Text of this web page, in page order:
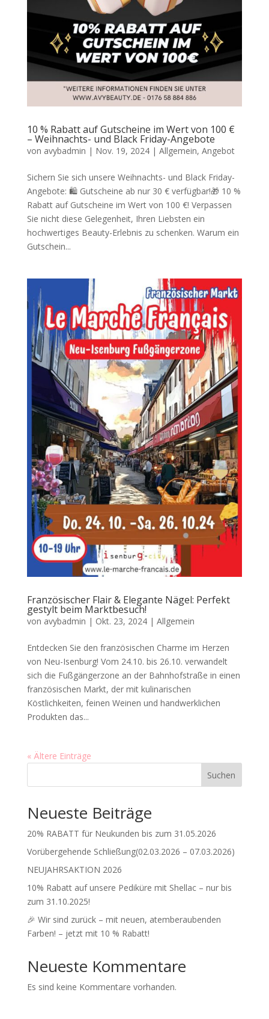
10 % Rabatt auf Gutscheine im Wert von 100 €
– Weihnachts- und Black Friday-Angebote
von avybadmin | Nov. 19, 2024| Allgemein, Angebot
Sichern Sie sich unsere Weihnachts- und Black Friday-
Angebote: 🛍️ Gutscheine ab nur 30 € verfügbar!🎁 10 %
Rabatt auf Gutscheine im Wert von 100 €! Verpassen
Sie nicht diese Gelegenheit, Ihren Liebsten ein
hochwertiges Beauty-Erlebnis zu schenken. Warum ein
Gutschein...
Französischer Flair & Elegante Nägel: Perfekt
gestylt beim Marktbesuch!
von avybadmin | Okt. 23, 2024| Allgemein
Entdecken Sie den französischen Charme im Herzen
von Neu-Isenburg! Vom 24.10. bis 26.10. verwandelt
sich die Fußgängerzone an der Bahnhofstraße in einen
französischen Markt, der mit kulinarischen
Köstlichkeiten, feinen Weinen und handwerklichen
Produkten das...
« Ältere Einträge
Suchen
Neueste Beiträge
20% RABATT für Neukunden bis zum 31.05.2026
Vorübergehende Schließung(02.03.2026 – 07.03.2026)
NEUJAHRSAKTION 2026
10% Rabatt auf unsere Pediküre mit Shellac – nur bis
zum 31.10.2025!
🎉 Wir sind zurück – mit neuen, atemberaubenden
Farben! – jetzt mit 10 % Rabatt!
Neueste Kommentare
Es sind keine Kommentare vorhanden.